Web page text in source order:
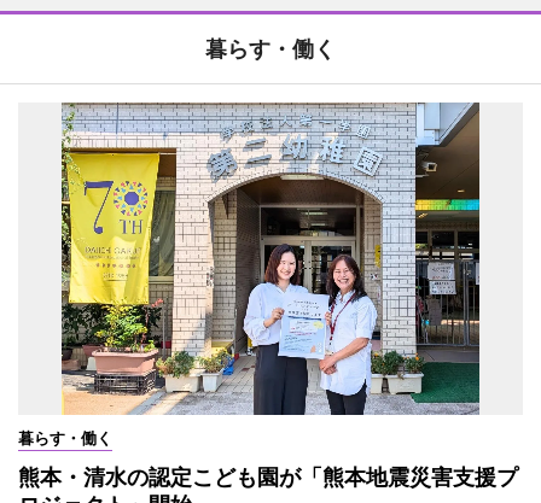
暮らす・働く
暮らす・働く
熊本・清水の認定こども園が「熊本地震災害支援プ